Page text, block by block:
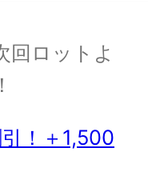
回ロットよ
！＋1,500